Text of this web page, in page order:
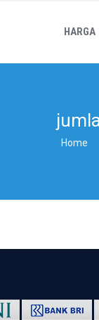
HARGA
Home